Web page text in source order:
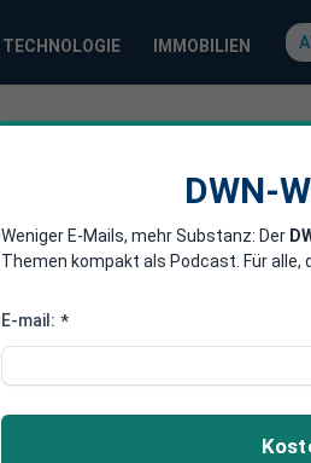
TECHNOLOGIE IMMOBILIEN
über die Marke von 30
DWN-
Weniger E-Mails, mehr Substanz: Der
Themen kompakt als Podcast. Für
E-mail: *